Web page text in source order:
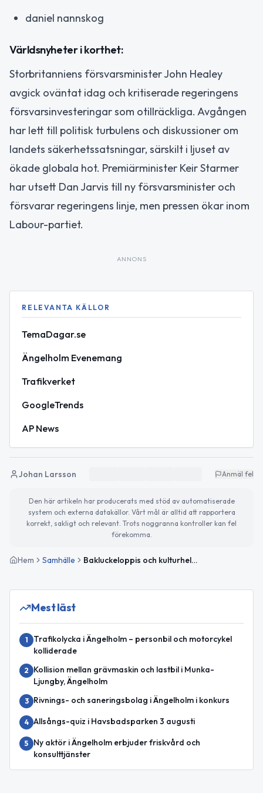
daniel nannskog
Världsnyheter i korthet:
Storbritanniens försvarsminister John Healey
avgick oväntat idag och kritiserade regeringens
försvarsinvesteringar som otillräckliga. Avgången
har lett till politisk turbulens och diskussioner om
landets säkerhetssatsningar, särskilt i ljuset av
ökade globala hot. Premiärminister Keir Starmer
har utsett Dan Jarvis till ny försvarsminister och
försvarar regeringens linje, men pressen ökar inom
Labour-partiet.
ANNONS
RELEVANTA KÄLLOR
TemaDagar.se
Ängelholm Evenemang
Trafikverket
GoogleTrends
AP News
Johan Larsson Anmäl fel
Den här artikeln har producerats med stöd av automatiserade
system och externa datakällor. Vårt mål är alltid att rapportera
korrekt, sakligt och relevant. Trots noggranna kontroller kan fel
förekomma.
Hem Samhälle Bakluckeloppis och kulturhelg väntar – så blir vädret
Mest läst
1
Trafikolycka i Ängelholm – personbil och motorcykel
kolliderade
2
Kollision mellan grävmaskin och lastbil i Munka-
Ljungby, Ängelholm
3 Rivnings- och saneringsbolag i Ängelholm i konkurs
4 Allsångs-quiz i Havsbadsparken 3 augusti
5
Ny aktör i Ängelholm erbjuder friskvård och
konsulttjänster